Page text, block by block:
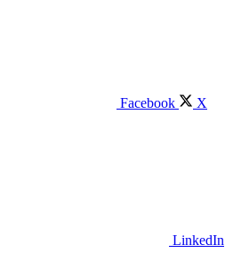
Facebook X
LinkedIn